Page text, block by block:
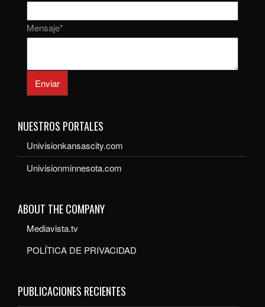
Mensaje*
Enviar
NUESTROS PORTALES
Univisionkansascity.com
Univisionminnesota.com
ABOUT THE COMPANY
Mediavista.tv
POLÍTICA DE PRIVACIDAD
PUBLICACIONES RECIENTES